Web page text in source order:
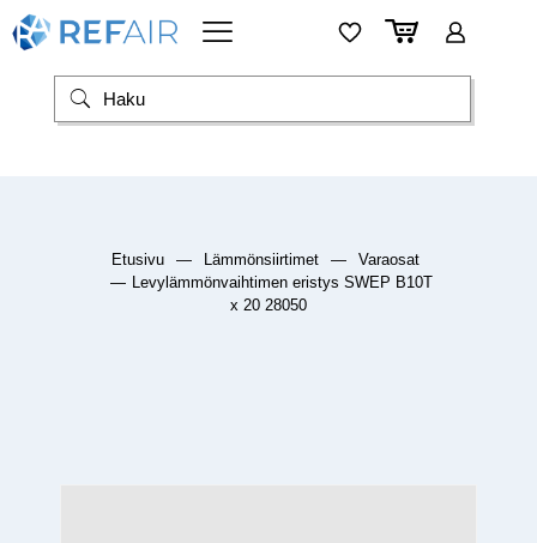
Etusivu — Lämmönsiirtimet —
Varaosat
— Levylämmönvaihtimen eristys SWEP B10T
x 20 28050